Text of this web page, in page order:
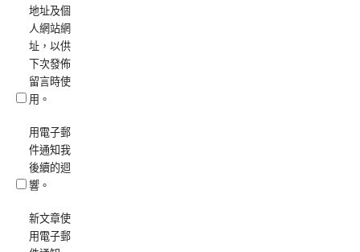
地址及個
人網站網
址，以供
下次發佈
留言時使
用。
用電子郵
件通知我
後續的迴
響。
新文章使
用電子郵